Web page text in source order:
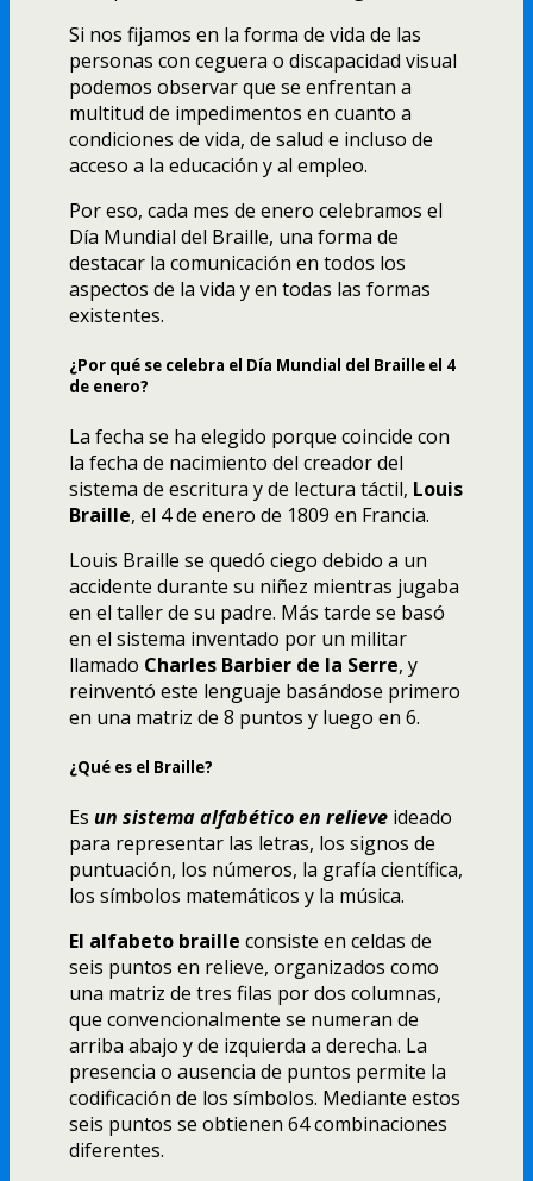
Si nos fijamos en la forma de vida de las
personas con ceguera o discapacidad visual
podemos observar que se enfrentan a
multitud de impedimentos en cuanto a
condiciones de vida, de salud e incluso de
acceso a la educación y al empleo.
Por eso, cada mes de enero celebramos el
Día Mundial del Braille, una forma de
destacar la comunicación en todos los
aspectos de la vida y en todas las formas
existentes.
¿Por qué se celebra el Día Mundial del Braille el 4
de enero?
La fecha se ha elegido porque coincide con
la fecha de nacimiento del creador del
sistema de escritura y de lectura táctil, Louis
Braille, el 4 de enero de 1809 en Francia.
Louis Braille se quedó ciego debido a un
accidente durante su niñez mientras jugaba
en el taller de su padre. Más tarde se basó
en el sistema inventado por un militar
llamado Charles Barbier de la Serre, y
reinventó este lenguaje basándose primero
en una matriz de 8 puntos y luego en 6.
¿Qué es el Braille?
Es un sistema alfabético en relieve ideado
para representar las letras, los signos de
puntuación, los números, la grafía científica,
los símbolos matemáticos y la música.
El alfabeto braille consiste en celdas de
seis puntos en relieve, organizados como
una matriz de tres filas por dos columnas,
que convencionalmente se numeran de
arriba abajo y de izquierda a derecha. La
presencia o ausencia de puntos permite la
codificación de los símbolos. Mediante estos
seis puntos se obtienen 64 combinaciones
diferentes.